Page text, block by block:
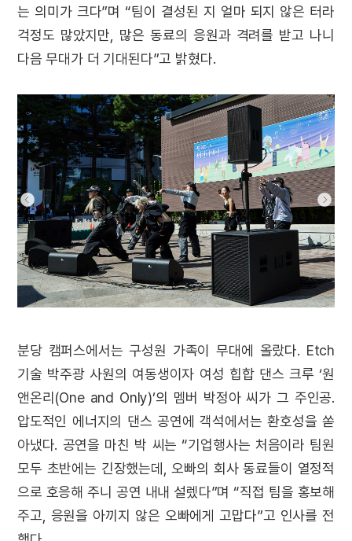
는 의미가 크다”며 “팀이 결성된 지 얼마 되지 않은 터라
걱정도 많았지만, 많은 동료의 응원과 격려를 받고 나니
다음 무대가 더 기대된다”고 밝혔다.
분당 캠퍼스에서는 구성원 가족이 무대에 올랐다. Etch
기술 박주광 사원의 여동생이자 여성 힙합 댄스 크루 ‘원
앤온리(One and Only)’의 멤버 박정아 씨가 그 주인공.
압도적인 에너지의 댄스 공연에 객석에서는 환호성을 쏟
아냈다. 공연을 마친 박 씨는 “기업행사는 처음이라 팀원
모두 초반에는 긴장했는데, 오빠의 회사 동료들이 열정적
으로 호응해 주니 공연 내내 설렜다”며 “직접 팀을 홍보해
주고, 응원을 아끼지 않은 오빠에게 고맙다”고 인사를 전